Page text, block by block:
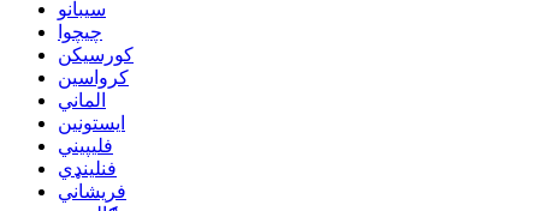
سیبانو
چیچوا
کورسیکن
کرواسین
الماني
ایستونین
فلیپیني
فنلینډي
فريشاني